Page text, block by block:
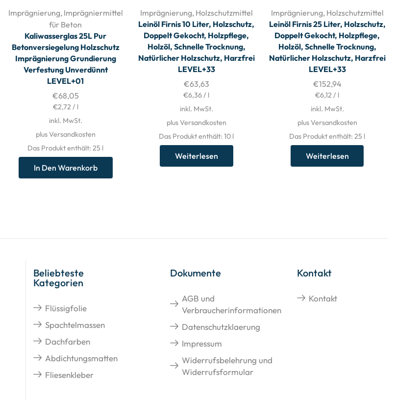
Imprägnierung, Imprägniermittel
für Beton
Kaliwasserglas 25L Pur
Betonversiegelung Holzschutz
Imprägnierung Grundierung
Verfestung Unverdünnt
LEVEL+01
€68,05
€2,72 / l
inkl. MwSt.
plus Versandkosten
Das Produkt enthält: 25 l
In Den Warenkorb
Imprägnierung, Holzschutzmittel
Leinöl Firnis 10 Liter, Holzschutz,
Doppelt Gekocht, Holzpflege,
Holzöl, Schnelle Trocknung,
Natürlicher Holzschutz, Harzfrei
LEVEL+33
€63,63
€6,36/ l
inkl. MwSt.
plus Versandkosten
Das Produkt enthält: 10 l
Weiterlesen
Imprägnierung, Holzschutzmittel
Leinöl Firnis 25 Liter, Holzschutz,
Doppelt Gekocht, Holzpflege,
Holzöl, Schnelle Trocknung,
Natürlicher Holzschutz, Harzfrei
LEVEL+33
€152,94
€6,12 / l
inkl. MwSt.
plus Versandkosten
Das Produkt enthält: 25 l
Weiterlesen
Beliebteste
Kategorien
Flüssigfolie
Spachtelmassen
Dachfarben
Abdichtungsmatten
Fliesenkleber
Dokumente
AGB und
Verbraucherinformationen
Datenschutzklaerung
Impressum
Widerrufsbelehrung und
Widerrufsformular
Kontakt
Kontakt